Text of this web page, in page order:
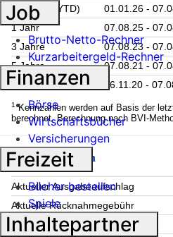
Lfd. Jahr (YTD)
01.01.26 -
1 Jahr
07.08.25 -
3 Jahre
07.08.23 -
5 Jahre
07.08.21 -
seit Auflage
16.11.20 -
1 Kennzahlen werden auf Basis der
berechnet. Berechnung nach BVI-
Fondsgebühren
Aktueller Ausgabeaufschlag
Aktuelle Rücknahmegebühr
Maximaler Ausgabeaufschlag
Job
Brutto-Netto-Rechner
Kurzarbeitergeld-Rechner
Finanzen
Börse
Wirtschaftsbücher
Versicherungen
Freizeit
Bücher bestellen
Spiele
Inhaltepartner